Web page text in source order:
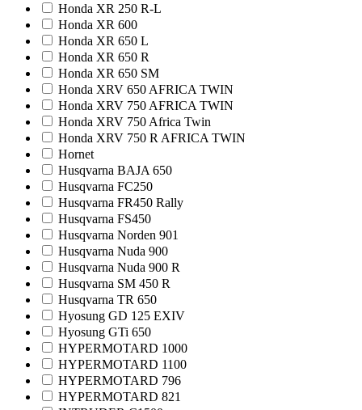
Honda XR 250 R-L
Honda XR 600
Honda XR 650 L
Honda XR 650 R
Honda XR 650 SM
Honda XRV 650 AFRICA TWIN
Honda XRV 750 AFRICA TWIN
Honda XRV 750 Africa Twin
Honda XRV 750 R AFRICA TWIN
Hornet
Husqvarna BAJA 650
Husqvarna FC250
Husqvarna FR450 Rally
Husqvarna FS450
Husqvarna Norden 901
Husqvarna Nuda 900
Husqvarna Nuda 900 R
Husqvarna SM 450 R
Husqvarna TR 650
Hyosung GD 125 EXIV
Hyosung GTi 650
HYPERMOTARD 1000
HYPERMOTARD 1100
HYPERMOTARD 796
HYPERMOTARD 821